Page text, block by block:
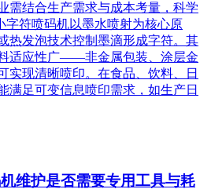
需结合生产需求与成本考量，科学
符喷码机以墨水喷射为核心原
热发泡技术控制墨滴形成字符。其
适应性广——非金属包装、涂层金
实现清晰喷印。在食品、饮料、日
满足可变信息喷印需求，如生产日
维护是否需要专用工具与耗